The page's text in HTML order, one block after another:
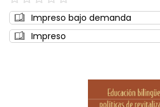
0%
Impreso bajo demanda
Impreso